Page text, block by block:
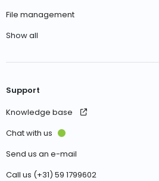
File management
Show all
Support
Knowledge base
Chat with us
Send us an e-mail
Call us (+31) 59 1799602